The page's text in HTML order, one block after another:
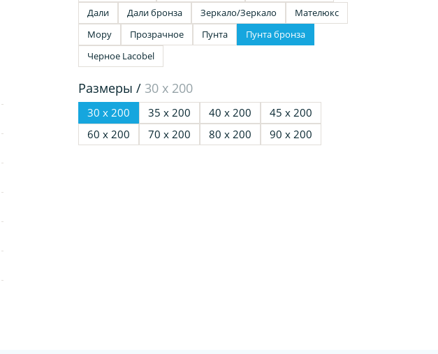
Дали
Дали бронза Зеркало/Зеркало
Мателюкс
Мору
Прозрачное Пунта
Пунта бронза
Черное Lacobel
Размеры / 30 х 200
30 х 200 35 х 200 40 х 200
45 х 200
60 х 200
70 х 200 80 х 200 90 х 200